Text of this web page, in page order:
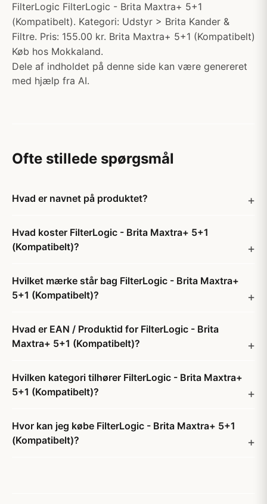
FilterLogic FilterLogic - Brita Maxtra+ 5+1
(Kompatibelt). Kategori: Udstyr > Brita Kander &
Filtre. Pris: 155.00 kr. Brita Maxtra+ 5+1 (Kompatibelt)
Køb hos Mokkaland.
Dele af indholdet på denne side kan være genereret
med hjælp fra AI.
Ofte stillede spørgsmål
Hvad er navnet på produktet?
Hvad koster FilterLogic - Brita Maxtra+ 5+1
(Kompatibelt)?
Hvilket mærke står bag FilterLogic - Brita Maxtra+
5+1 (Kompatibelt)?
Hvad er EAN / Produktid for FilterLogic - Brita
Maxtra+ 5+1 (Kompatibelt)?
Hvilken kategori tilhører FilterLogic - Brita Maxtra+
5+1 (Kompatibelt)?
Hvor kan jeg købe FilterLogic - Brita Maxtra+ 5+1
(Kompatibelt)?